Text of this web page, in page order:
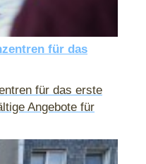
für das
für das erste
Angebote für